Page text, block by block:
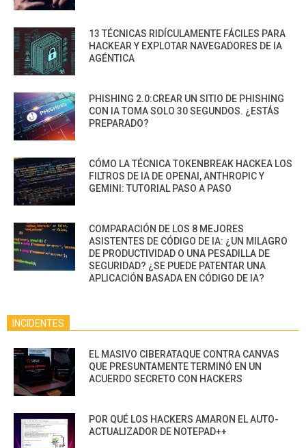
13 TÉCNICAS RIDÍCULAMENTE FÁCILES PARA
HACKEAR Y EXPLOTAR NAVEGADORES DE IA
AGÉNTICA
PHISHING 2.0:CREAR UN SITIO DE PHISHING
CON IA TOMA SOLO 30 SEGUNDOS. ¿ESTÁS
PREPARADO?
CÓMO LA TÉCNICA TOKENBREAK HACKEA LOS
FILTROS DE IA DE OPENAI, ANTHROPIC Y
GEMINI: TUTORIAL PASO A PASO
COMPARACIÓN DE LOS 8 MEJORES
ASISTENTES DE CÓDIGO DE IA: ¿UN MILAGRO
DE PRODUCTIVIDAD O UNA PESADILLA DE
SEGURIDAD? ¿SE PUEDE PATENTAR UNA
APLICACIÓN BASADA EN CÓDIGO DE IA?
INCIDENTES
EL MASIVO CIBERATAQUE CONTRA CANVAS
QUE PRESUNTAMENTE TERMINÓ EN UN
ACUERDO SECRETO CON HACKERS
POR QUÉ LOS HACKERS AMARON EL AUTO-
ACTUALIZADOR DE NOTEPAD++